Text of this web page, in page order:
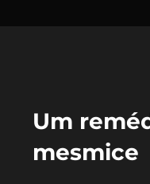
Um
mesmice